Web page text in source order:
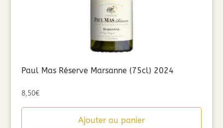
Paul Mas Réserve Marsanne (75cl) 2024
8,50€
Ajouter au panier